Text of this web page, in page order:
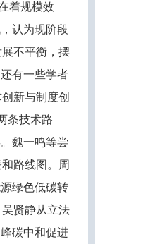
着规模效
认为现阶段
不平衡，摆
有一些学者
新与制度创
条技术路
魏一鸣等尝
路线图。周
绿色低碳转
贤静从立法
碳中和促进